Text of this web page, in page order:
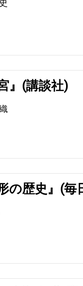
』(講談社)
の歴史』(毎